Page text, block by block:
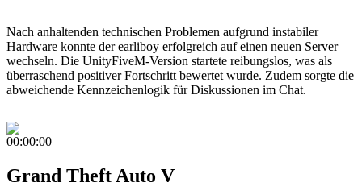
Nach anhaltenden technischen Problemen aufgrund instabiler
Hardware konnte der earliboy erfolgreich auf einen neuen Server
wechseln. Die UnityFiveM-Version startete reibungslos, was als
überraschend positiver Fortschritt bewertet wurde. Zudem sorgte die
abweichende Kennzeichenlogik für Diskussionen im Chat.
00:00:00
Grand Theft Auto V